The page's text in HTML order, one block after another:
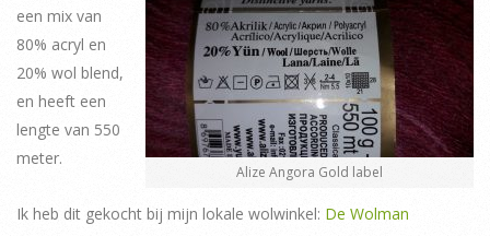
Alize Angora Gold label
een mix van
80% acryl en
20% wol blend,
en heeft een
lengte van 550
meter.
Ik heb dit gekocht bij mijn lokale wolwinkel: De Wolman